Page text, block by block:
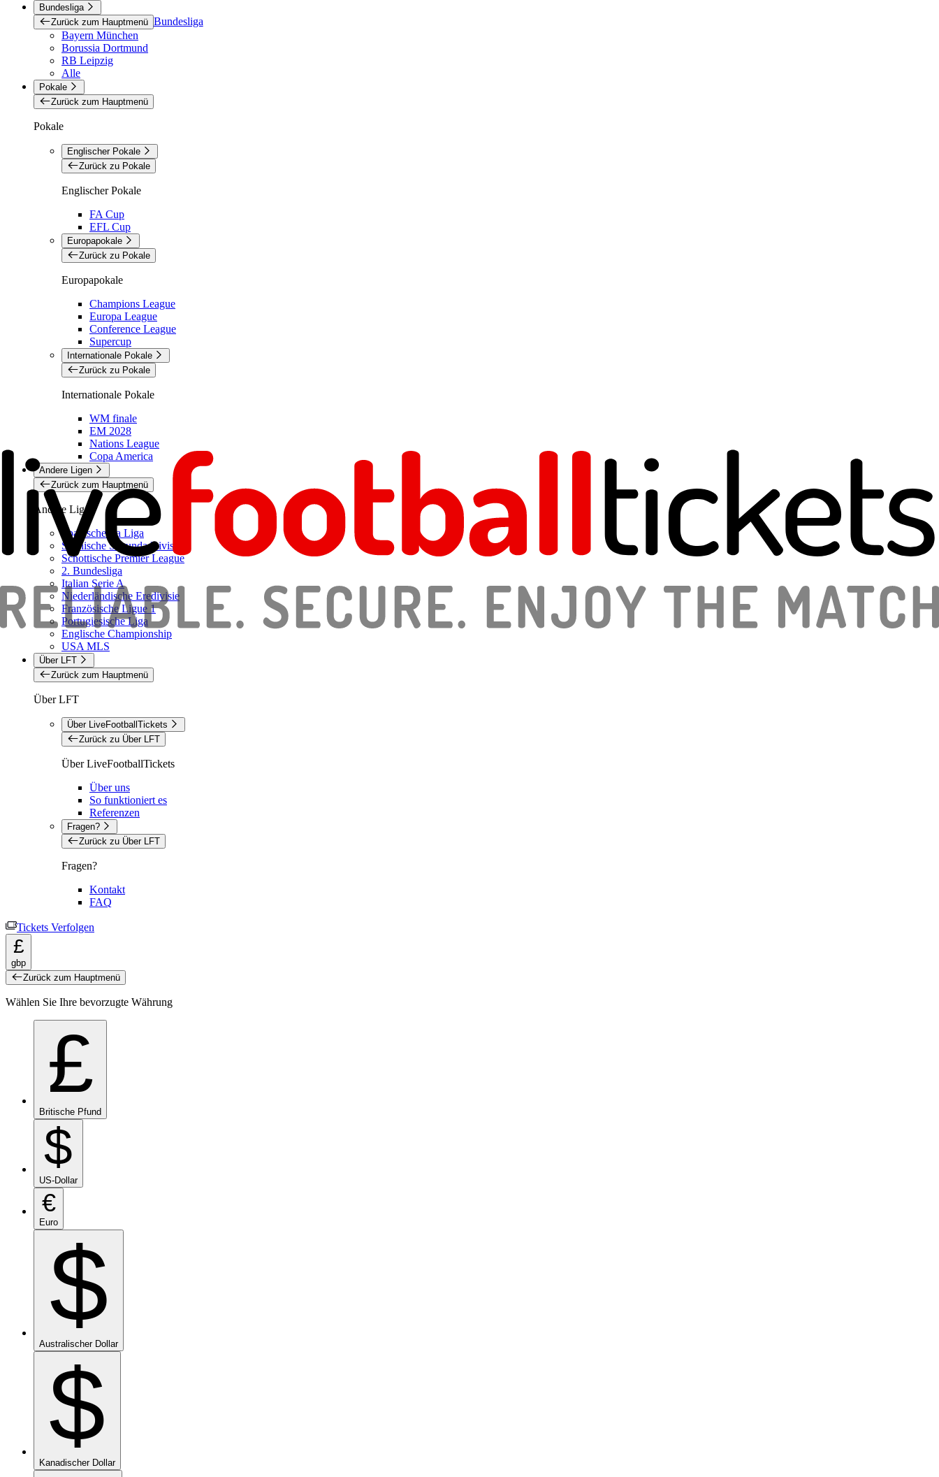
Bundesliga
Zurück zum Hauptmenü Bundesliga
Bayern München
Borussia Dortmund
RB Leipzig
Alle
Pokale
Zurück zum Hauptmenü
Pokale
Englischer Pokale
Zurück zu Pokale
Englischer Pokale
FA Cup
EFL Cup
Europapokale
Zurück zu Pokale
Europapokale
Champions League
Europa League
Conference League
Supercup
Internationale Pokale
Zurück zu Pokale
Internationale Pokale
WM finale
EM 2028
Nations League
Copa America
Andere Ligen
Zurück zum Hauptmenü
Andere Ligen
Spanische La Liga
Spanische Segunda Division
Schottische Premier League
2. Bundesliga
Italian Serie A
Niederländische Eredivisie
Französische Ligue 1
Portugiesische Liga
Englische Championship
USA MLS
Über LFT
Zurück zum Hauptmenü
Über LFT
Über LiveFootballTickets
Zurück zu Über LFT
Über LiveFootballTickets
Über uns
So funktioniert es
Referenzen
Fragen?
Zurück zu Über LFT
Fragen?
Kontakt
FAQ
Tickets Verfolgen
£
gbp
Zurück zum Hauptmenü
Wählen Sie Ihre bevorzugte Währung
£
Britische Pfund
$
US-Dollar
€
Euro
$
Australischer Dollar
$
Kanadischer Dollar